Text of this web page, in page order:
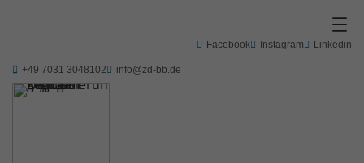
Facebook Instagram Linkedin
+49 7031 3048102 info@zd-bb.de